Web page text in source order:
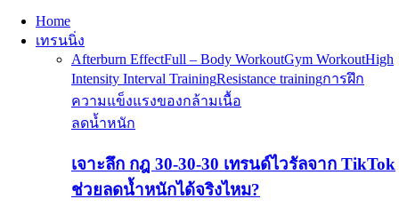
Home
เทรนนิ่ง
Afterburn EffectFull – Body WorkoutGym WorkoutHigh
Intensity Interval TrainingResistance trainingการฝึก
ความแข็งแรงของกล้ามเนื้อ
ลดน้ำหนัก
เจาะลึก กฎ 30-30-30 เทรนด์ไวรัลจาก TikTok
ช่วยลดน้ำหนักได้จริงไหม?